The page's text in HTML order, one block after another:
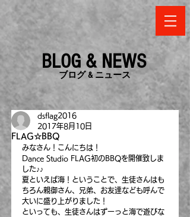
BLOG & NEWS
​ブログ & ニュース
FLAG☆BBQ
dsflag2016
2017年8月10日
みなさん！こんにちは！
Dance Studio FLAG初のBBQを開催致しま
した♪♪
夏といえば海！ということで、生徒さんはも
ちろん親御さん、兄弟、お友達なども呼んで
大いに盛り上がりました！
といっても、生徒さんはずーっと海で遊びな